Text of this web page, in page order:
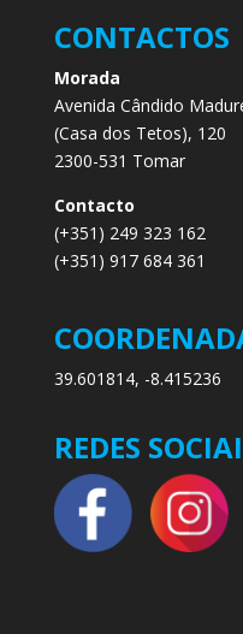
CONTACTOS
Morada
Avenida Cândido
(Casa dos Tetos), 120
2300-531 Tomar
Contacto
(+351) 249 323 162
(+351) 917 684 361
39.601814, -8.415236
REDES